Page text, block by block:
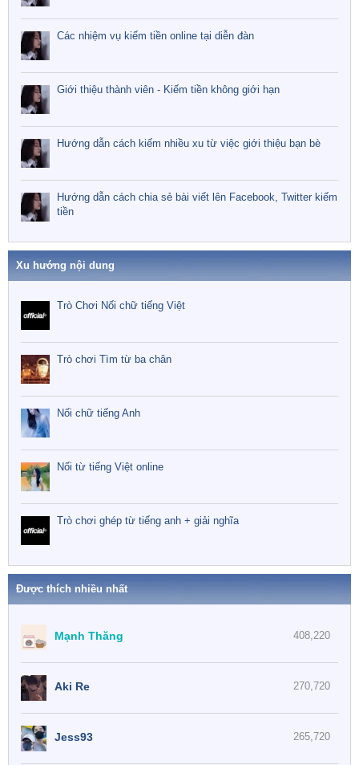
Các nhiệm vụ kiếm tiền online tại diễn đàn
Giới thiệu thành viên - Kiếm tiền không giới hạn
Hướng dẫn cách kiếm nhiều xu từ việc giới thiệu bạn bè
Hướng dẫn cách chia sẻ bài viết lên Facebook, Twitter kiếm
tiền
Xu hướng nội dung
Trò Chơi Nối chữ tiếng Việt
Trò chơi Tìm từ ba chân
Nối chữ tiếng Anh
Nối từ tiếng Việt online
Trò chơi ghép từ tiếng anh + giải nghĩa
Được thích nhiều nhất
408,220
Mạnh Thăng
270,720
Aki Re
265,720
Jess93